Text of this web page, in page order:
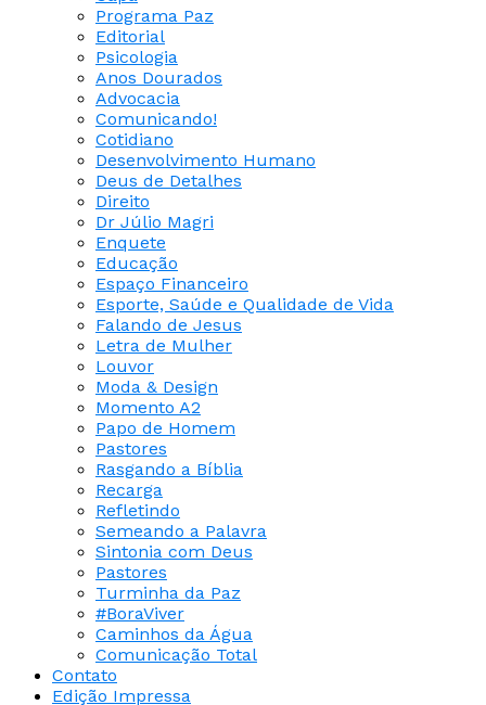
Programa Paz
Editorial
Psicologia
Anos Dourados
Advocacia
Comunicando!
Cotidiano
Desenvolvimento Humano
Deus de Detalhes
Direito
Dr Júlio Magri
Enquete
Educação
Espaço Financeiro
Esporte, Saúde e Qualidade de Vida
Falando de Jesus
Letra de Mulher
Louvor
Moda & Design
Momento A2
Papo de Homem
Pastores
Rasgando a Bíblia
Recarga
Refletindo
Semeando a Palavra
Sintonia com Deus
Pastores
Turminha da Paz
#BoraViver
Caminhos da Água
Comunicação Total
Contato
Edição Impressa